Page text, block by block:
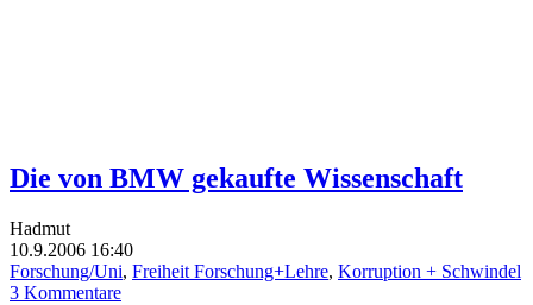
Die von BMW gekaufte Wissenschaft
Hadmut
10.9.2006 16:40
Forschung/Uni, Freiheit Forschung+Lehre, Korruption + Schwindel
3 Kommentare